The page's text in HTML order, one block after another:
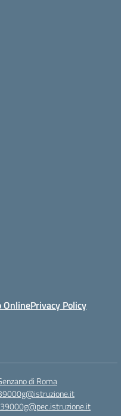
OnlinePrivacy Policy
di Roma